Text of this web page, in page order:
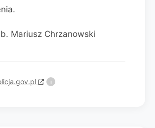
Mariusz Chrzanowski
i